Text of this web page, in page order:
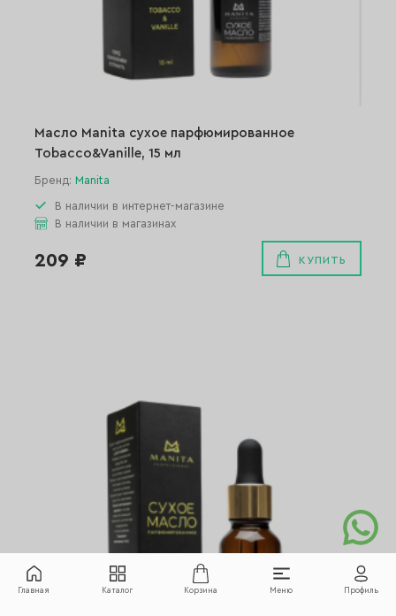
Масло Manita сухое парфюмированное
Tobacco&Vanille, 15 мл
Бренд: Manita
В наличии в интернет-магазине
В наличии в магазинах
209 ₽ КУПИТЬ
Главная Каталог Корзина Меню Профиль